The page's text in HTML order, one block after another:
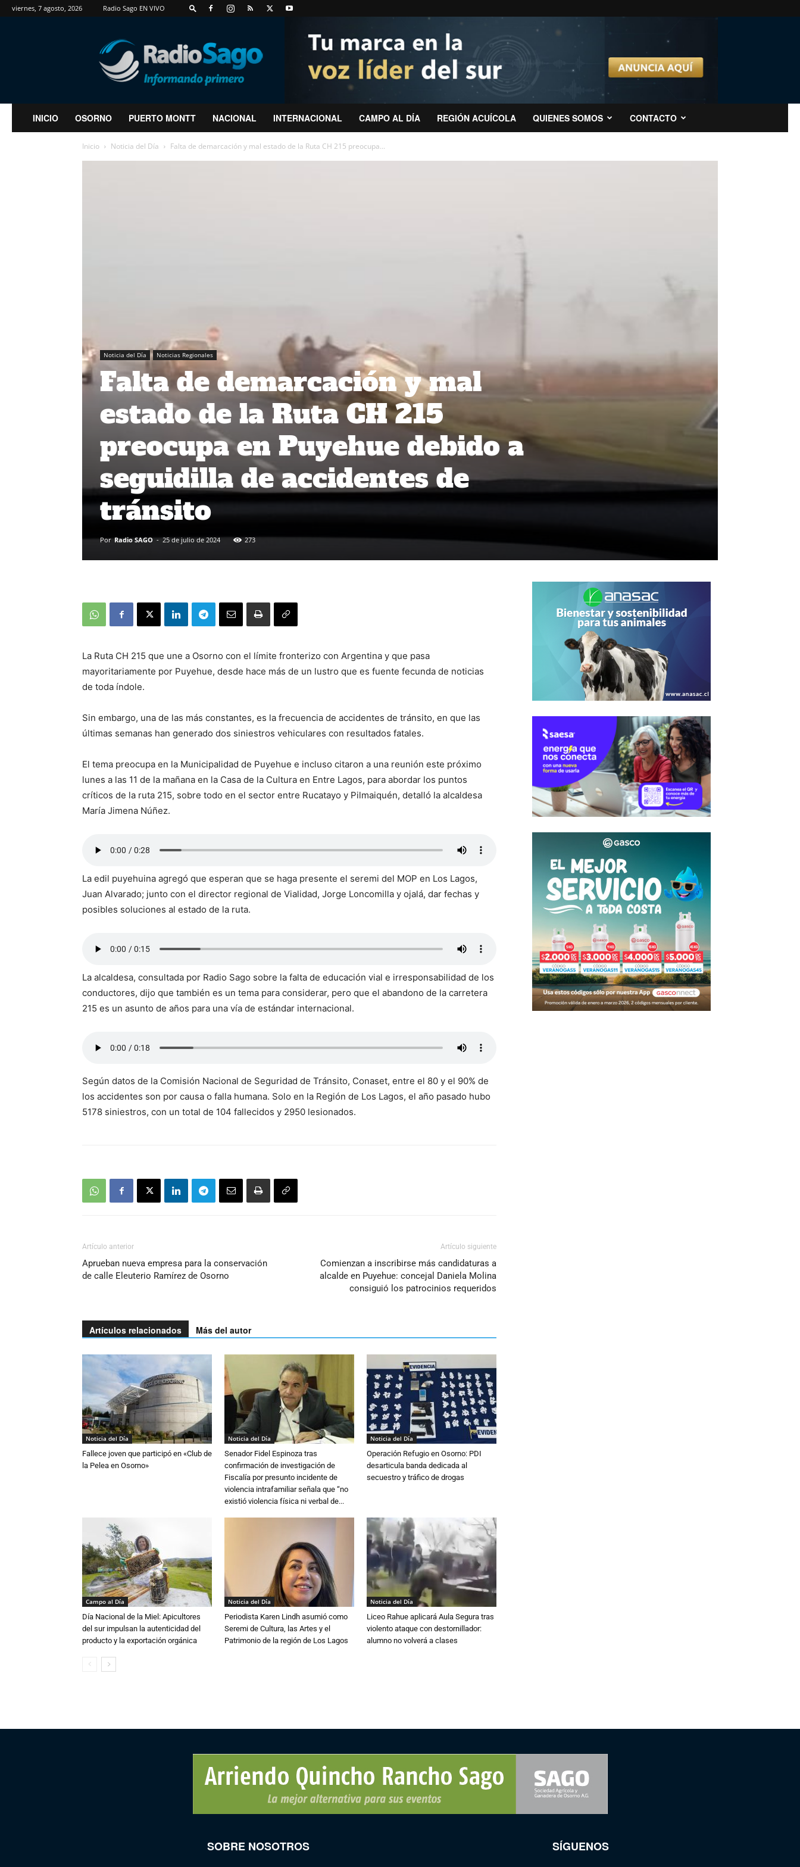
viernes, 7 agosto, 2026 Radio Sago EN VIVO
RadioSago
INICIO OSORNO PUERTO MONTT NACIONAL INTERNACIONAL CAMPO AL DÍA REGIÓN ACUÍCOLA QUIENES SOMOS CONTACTO
Inicio Noticia del Día Falta de demarcación y mal estado de la Ruta CH 215 preocupa...
Noticia del Día Noticias Regionales
Falta de demarcación y mal
estado de la Ruta CH 215
preocupa en Puyehue debido a
seguidilla de accidentes de
tránsito
Por Radio SAGO - 25 de julio de 2024 273
La Ruta CH 215 que une a Osorno con el límite fronterizo con Argentina y que pasa
mayoritariamente por Puyehue, desde hace más de un lustro que es fuente fecunda de noticias
de toda índole.
Sin embargo, una de las más constantes, es la frecuencia de accidentes de tránsito, en que las
últimas semanas han generado dos siniestros vehiculares con resultados fatales.
El tema preocupa en la Municipalidad de Puyehue e incluso citaron a una reunión este próximo
lunes a las 11 de la mañana en la Casa de la Cultura en Entre Lagos, para abordar los puntos
críticos de la ruta 215, sobre todo en el sector entre Rucatayo y Pilmaiquén, detalló la alcaldesa
María Jimena Núñez.
La edil puyehuina agregó que esperan que se haga presente el seremi del MOP en Los Lagos,
Juan Alvarado; junto con el director regional de Vialidad, Jorge Loncomilla y ojalá, dar fechas y
posibles soluciones al estado de la ruta.
La alcaldesa, consultada por Radio Sago sobre la falta de educación vial e irresponsabilidad de los
conductores, dijo que también es un tema para considerar, pero que el abandono de la carretera
215 es un asunto de años para una vía de estándar internacional.
Según datos de la Comisión Nacional de Seguridad de Tránsito, Conaset, entre el 80 y el 90% de
los accidentes son por causa o falla humana. Solo en la Región de Los Lagos, el año pasado hubo
5178 siniestros, con un total de 104 fallecidos y 2950 lesionados.
Artículo anterior
Aprueban nueva empresa para la conservación
de calle Eleuterio Ramírez de Osorno
Artículo siguiente
Comienzan a inscribirse más candidaturas a
alcalde en Puyehue: concejal Daniela Molina
consiguió los patrocinios requeridos
Artículos relacionados Más del autor
Noticia del Día
Fallece joven que participó en «Club de
la Pelea en Osorno»
Noticia del Día
Senador Fidel Espinoza tras
confirmación de investigación de
Fiscalía por presunto incidente de
violencia intrafamiliar señala que “no
existió violencia física ni verbal de...
Noticia del Día
Operación Refugio en Osorno: PDI
desarticula banda dedicada al
secuestro y tráfico de drogas
Campo al Día
Día Nacional de la Miel: Apicultores
del sur impulsan la autenticidad del
producto y la exportación orgánica
Noticia del Día
Periodista Karen Lindh asumió como
Seremi de Cultura, las Artes y el
Patrimonio de la región de Los Lagos
Noticia del Día
Liceo Rahue aplicará Aula Segura tras
violento ataque con destornillador:
alumno no volverá a clases
SOBRE NOSOTROS SÍGUENOS